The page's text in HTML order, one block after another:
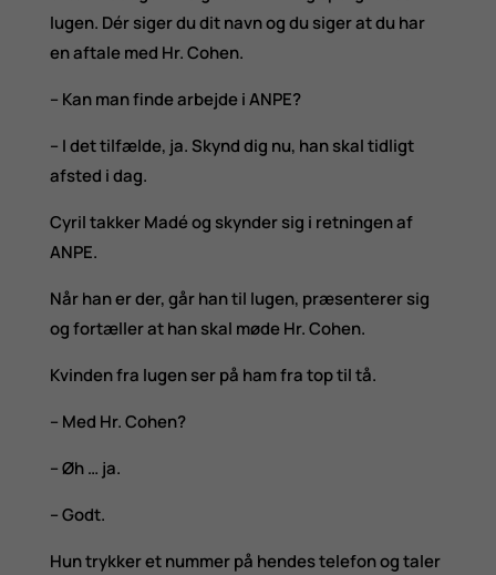
lugen. Dér siger du dit navn og du siger at du har
en aftale med Hr. Cohen.
– Kan man finde arbejde i ANPE?
– I det tilfælde, ja. Skynd dig nu, han skal tidligt
afsted i dag.
Cyril takker Madé og skynder sig i retningen af
ANPE.
Når han er der, går han til lugen, præsenterer sig
og fortæller at han skal møde Hr. Cohen.
Kvinden fra lugen ser på ham fra top til tå.
– Med Hr. Cohen?
– Øh … ja.
– Godt.
Hun trykker et nummer på hendes telefon og taler